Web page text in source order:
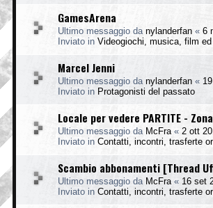
GamesArena
Ultimo messaggio da nylanderfan « 6
Inviato in Videogiochi, musica, film
Marcel Jenni
Ultimo messaggio da nylanderfan «
Inviato in Protagonisti del passato
Locale per vedere PARTITE -
Ultimo messaggio da McFra « 2 ott
Inviato in Contatti, incontri, trasferte
Scambio abbonamenti [Thread
Ultimo messaggio da McFra « 16 set
Inviato in Contatti, incontri, trasferte